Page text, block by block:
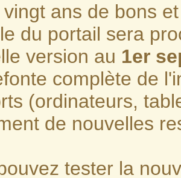
ans de bons
du portail sera
version au 1er
complète de
(ordinateurs,
de nouvelles
tester la